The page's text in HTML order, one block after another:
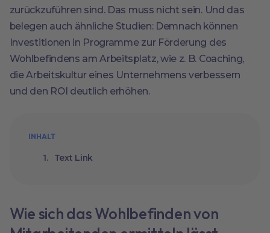
zurückzuführen sind. Das muss nicht sein. Und das
belegen auch ähnliche Studien: Demnach können
Investitionen in Programme zur Förderung des
Wohlbefindens am Arbeitsplatz, wie z. B. Coaching,
die Arbeitskultur eines Unternehmens verbessern
und den ROI deutlich erhöhen.
INHALT
Text Link
Wie sich das Wohlbefinden von